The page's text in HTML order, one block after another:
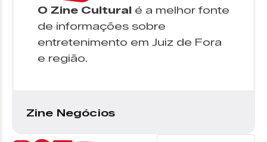
O Zine Cultural é a melhor fonte
de informações sobre
entretenimento em Juiz de Fora
e região.
Zine Negócios